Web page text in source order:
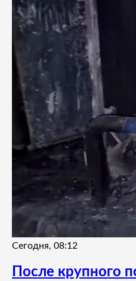
Сегодня, 08:12
После крупного